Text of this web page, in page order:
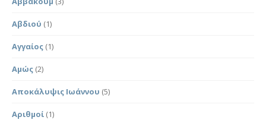
Αβδιού (1)
Αγγαίος (1)
Αμώς (2)
Αποκάλυψις Ιωάννου (5)
Αριθμοί (1)